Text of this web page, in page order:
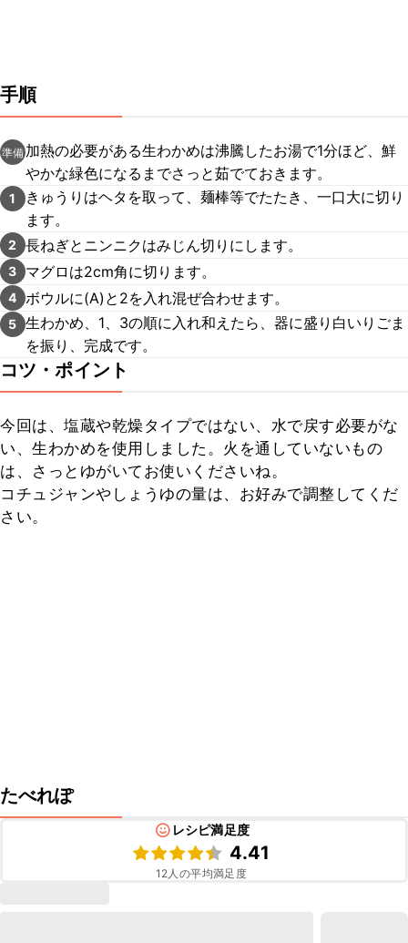
手順
準備 加熱の必要がある生わかめは沸騰したお湯で1分ほど、鮮
やかな緑色になるまでさっと茹でておきます。
1
きゅうりはヘタを取って、麺棒等でたたき、一口大に切り
ます。
2 長ねぎとニンニクはみじん切りにします。
3 マグロは2cm角に切ります。
4 ボウルに(A)と2を入れ混ぜ合わせます。
5 生わかめ、1、3の順に入れ和えたら、器に盛り白いりごま
を振り、完成です。
コツ・ポイント
今回は、塩蔵や乾燥タイプではない、水で戻す必要がな
い、生わかめを使用しました。火を通していないもの
は、さっとゆがいてお使いくださいね。
コチュジャンやしょうゆの量は、お好みで調整してくだ
さい。
たべれぽ
レシピ満足度
4.41
12人の平均満足度